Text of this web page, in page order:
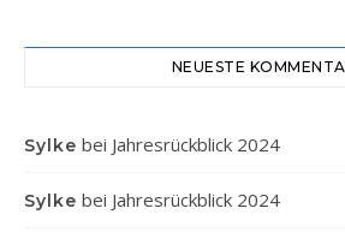
NEUESTE
Sylke bei Jahresrückblick 2024
Sylke bei Jahresrückblick 2024